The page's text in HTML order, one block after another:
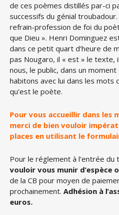
de ces poèmes distillés par-ci
successifs du génial
refrain-profession de foi du
que Dieu ». Henri Dominguez
dans ce petit quart d’heure de
pas Nougaro, il « est » le texte,
nous, le public, dans un
habitons avec lui dans les mots
qu’est le poète.
Pour vous accueillir dans les
merci de bien vouloir
places en utilisant le
Pour le réglement à l’entrée du
vouloir vous munir d’espèce
de la CB pour moyen de
prochainement. Adhésion à
euros.